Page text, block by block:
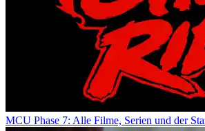
MCU Phase 7: Alle Filme, Serien und der